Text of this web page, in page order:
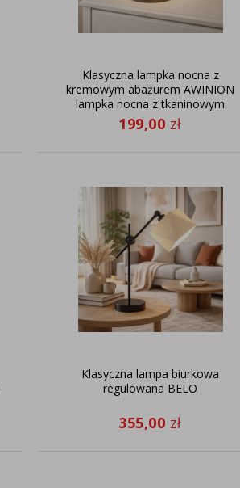
Klasyczna lampka nocna z
kremowym abażurem AWINION
lampka nocna z tkaninowym
abażurem
199,00 zł
Klasyczna lampa biurkowa
regulowana BELO
355,00 zł